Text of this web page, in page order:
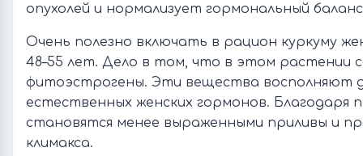
опухолей и нормализует гормональный
Очень полезно включать в рацион куркуму
48–55 лет. Дело в том, что в этом растении
фитоэстрогены. Эти вещества восполняют
естественных женских гормонов. Благодаря
становятся менее выраженными приливы и
климакса.